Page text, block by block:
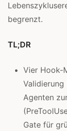
begrenzt.
TL;DR
Vier Hook-
Validierung
Agenten
Gate für